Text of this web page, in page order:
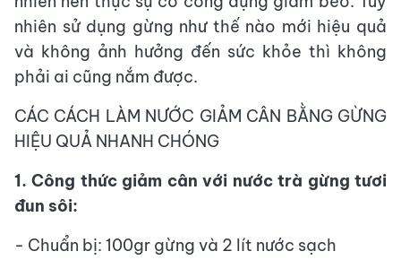
nhiên sử dụng gừng như thế nào mới hiệu quả
và không ảnh hưởng đến sức khỏe thì không
phải ai cũng nắm được.
CÁC CÁCH LÀM NƯỚC GIẢM CÂN BẰNG GỪNG
HIỆU QUẢ NHANH CHÓNG
1. Công thức giảm cân với nước trà gừng tươi
đun sôi:
- Chuẩn bị: 100gr gừng và 2 lít nước sạch